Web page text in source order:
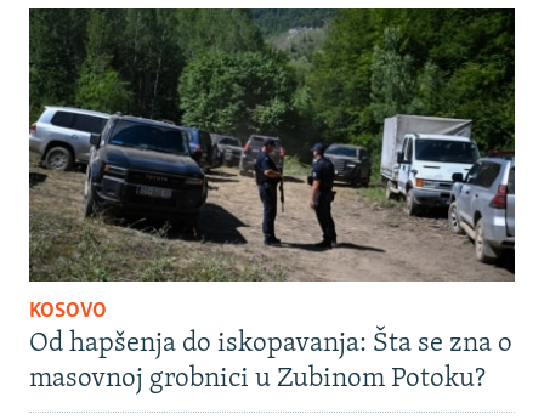
KOSOVO
Od hapšenja do iskopavanja: Šta se zna o
masovnoj grobnici u Zubinom Potoku?